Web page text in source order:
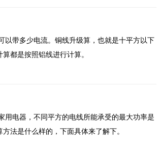
以带多少电流。铜线升级算，也就是十平方以下
都是按照铝线进行计算。
用电器，不同平方的电线所能承受的最大功率是
法是什么样的，下面具体来了解下。